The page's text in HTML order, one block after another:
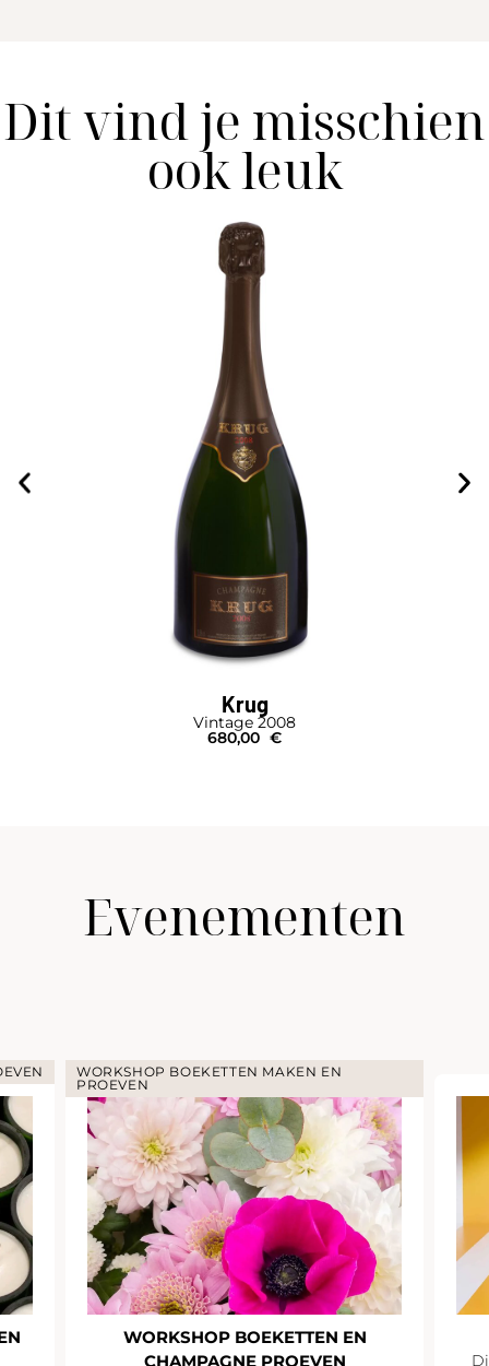
Dit vind je misschien
ook leuk
Armand de Brignac
Brut Gold
Bouteille I Coffret
360,00
Evenementen
WORKSHOP BOEKETTEN MAKEN EN
PROEVEN
WORKSHOP BOEKETTEN EN
CHAMPAGNE PROEVEN